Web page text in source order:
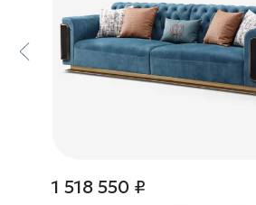
1 518 550 ₽